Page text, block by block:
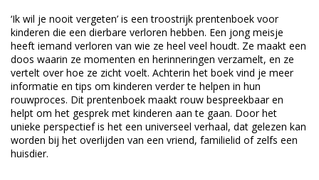
‘Ik wil je nooit vergeten’ is een troostrijk prentenboek voor
kinderen die een dierbare verloren hebben. Een jong meisje
heeft iemand verloren van wie ze heel veel houdt. Ze maakt een
doos waarin ze momenten en herinneringen verzamelt, en ze
vertelt over hoe ze zicht voelt. Achterin het boek vind je meer
informatie en tips om kinderen verder te helpen in hun
rouwproces. Dit prentenboek maakt rouw bespreekbaar en
helpt om het gesprek met kinderen aan te gaan. Door het
unieke perspectief is het een universeel verhaal, dat gelezen kan
worden bij het overlijden van een vriend, familielid of zelfs een
huisdier.